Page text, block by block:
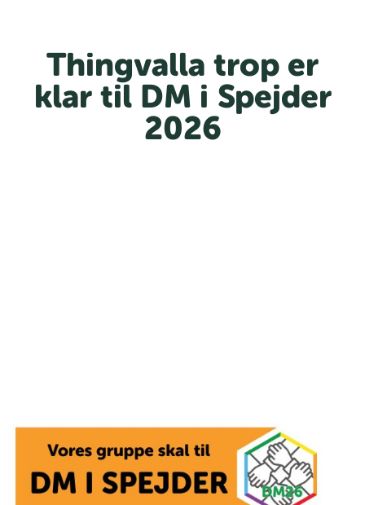
Thingvalla trop er
klar til DM i Spejder
2026